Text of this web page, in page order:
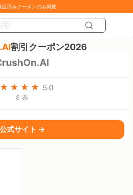
証済みクーポンのみ掲載
割引クーポン2026
5.0
8 票
公式サイト →